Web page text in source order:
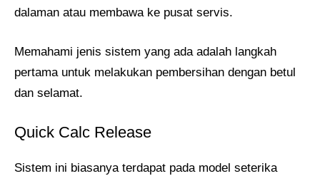
dalaman atau membawa ke pusat servis.
Memahami jenis sistem yang ada adalah langkah
pertama untuk melakukan pembersihan dengan betul
dan selamat.
Quick Calc Release
Sistem ini biasanya terdapat pada model seterika